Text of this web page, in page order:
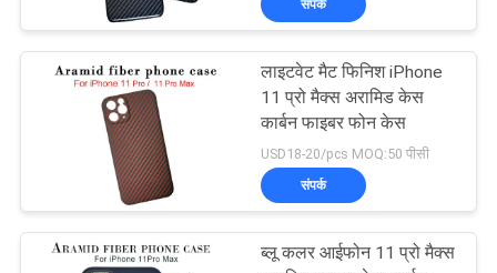
शो
संपर्क
लाइटवेट मैट फिनिश iPhone
11 प्रो मैक्स अरामिड केस
कार्बन फाइबर फोन केस
USD18-20/pcs MOQ:50 पीसी
संपर्क
ब्लू कलर आईफोन 11 प्रो मैक्स